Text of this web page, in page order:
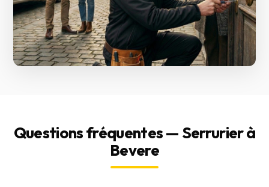
Questions fréquentes — Serrurier à
Bevere